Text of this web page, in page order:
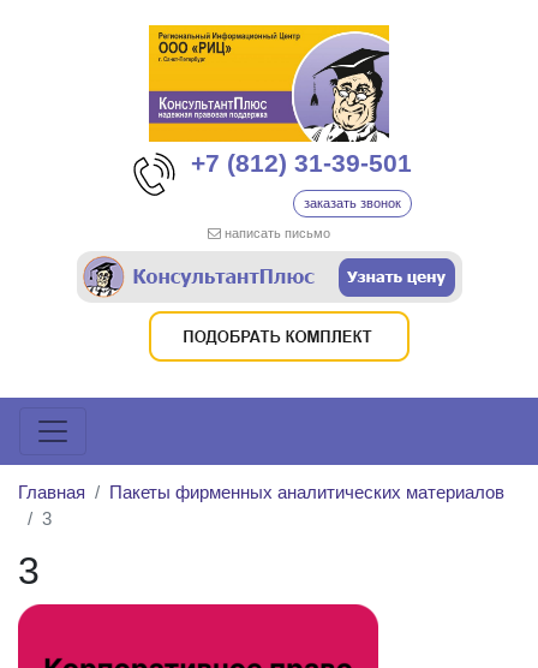
+7 (812) 31-39-501
заказать звонок
написать письмо
Главная
Пакеты фирменных аналитических материалов
3
3